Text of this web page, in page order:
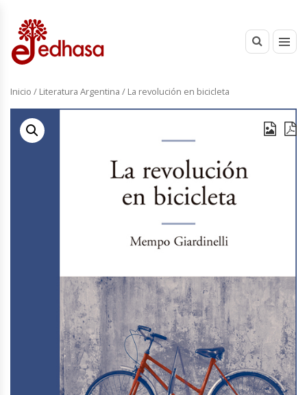
Inicio / Literatura Argentina / La revolución en bicicleta